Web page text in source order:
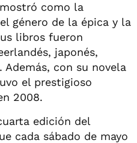
como la
género de la épica y la
libros fueron
japonés,
con su novela
el prestigioso
2008.
edición del
cada sábado de mayo